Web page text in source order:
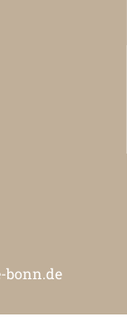
bonn.de